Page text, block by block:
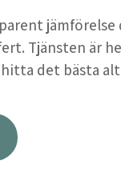
Tjänsten är
det bästa